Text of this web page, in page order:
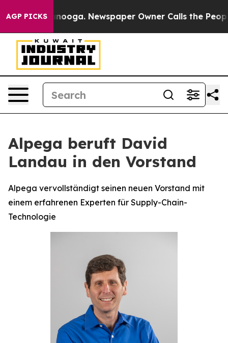
AGP PICKS
Chattanooga. Newspaper Owner Calls the People
Alpega beruft David
Landau in den Vorstand
Alpega vervollständigt seinen neuen Vorstand mit
einem erfahrenen Experten für Supply-Chain-
Technologie